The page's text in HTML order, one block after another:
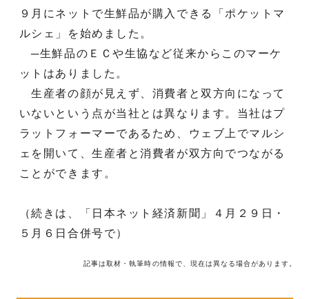
９月にネットで生鮮品が購入できる「ポケットマ
ルシェ」を始めました。
─生鮮品のＥＣや生協など従来からこのマーケ
ットはありました。
生産者の顔が見えず、消費者と双方向になって
いないという点が当社とは異なります。当社はプ
ラットフォーマーであるため、ウェブ上でマルシ
ェを開いて、生産者と消費者が双方向でつながる
ことができます。
（続きは、「日本ネット経済新聞」４月２９日・
５月６日合併号で）
記事は取材・執筆時の情報で、現在は異なる場合があります。